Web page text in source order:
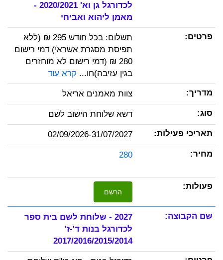
לכדורגל גן וא' 2020/2021 -
מאמן ליהוא ואביחי
תשלום: בכל חודש 295 ₪ (ללא
תפיסת מסגרת אשראי) דמי רישום
280 ₪ (דמי רישום לא מוחזרים
בגין עזיבה)חו... קרא עוד
צוות מאמנים אריאל
דשא שלוחת הישוב לשם
02/09/2026-31/07/2027
280
הרשם
2027 - שלוחת לשם בית ספר
לכדורגל בנות ד'-ז'
2017/2016/2015/2014